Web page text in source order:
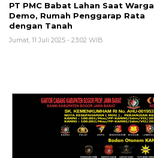
PT PMC Babat Lahan Saat Warga
Demo, Rumah Penggarap Rata
dengan Tanah
Jumat, 11 Juli 2025 - 23:02 WIB